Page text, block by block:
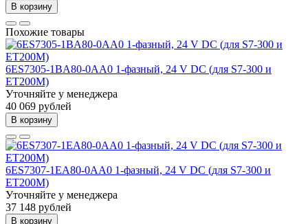
В корзину
Похожие товары
6ES7305-1BA80-0AA0 1-фазный, 24 V DC (для S7-300 и
ET200M)
Уточняйте у менеджера
40 069 рублей
В корзину
6ES7307-1EA80-0AA0 1-фазный, 24 V DC (для S7-300 и
ET200M)
Уточняйте у менеджера
37 148 рублей
В корзину